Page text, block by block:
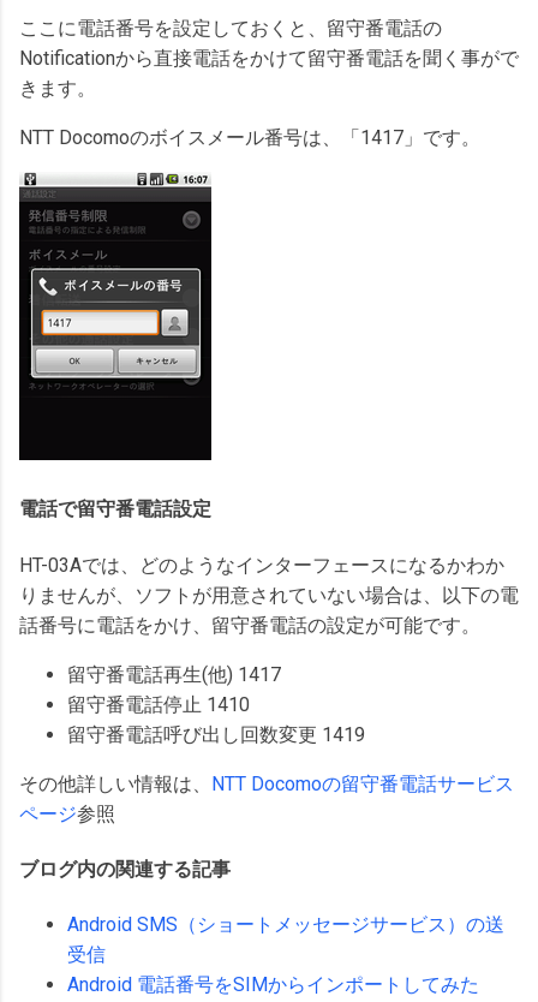
ここに電話番号を設定しておくと、留守番電話の
Notificationから直接電話をかけて留守番電話を聞く事がで
きます。
NTT Docomoのボイスメール番号は、「1417」です。
電話で留守番電話設定
HT-03Aでは、どのようなインターフェースになるかわか
りませんが、ソフトが用意されていない場合は、以下の電
話番号に電話をかけ、留守番電話の設定が可能です。
留守番電話再生(他) 1417
留守番電話停止 1410
留守番電話呼び出し回数変更 1419
その他詳しい情報は、 NTT Docomoの留守番電話サービス
ページ参照
ブログ内の関連する記事
Android SMS（ショートメッセージサービス）の送
受信
Android 電話番号をSIMからインポートしてみた